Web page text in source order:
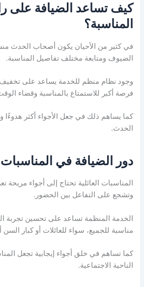
كيف تساعد الضيافة على
المناسبة؟
في كثير من الأحيان يكون أصحاب الحدث
الضيوف ومتابعة مختلف تفاصيل المناسبة.
وجود نظام منظم للخدمة يساعد على
فرصة أكبر للاستمتاع بالمناسبة وقضاء
كما يساهم ذلك في جعل الأجواء أكثر هدوءًا
الحدث.
دور الضيافة في المناسبات
المناسبات العائلية تحتاج إلى أجواء مريحة
وتشجع على التفاعل بين الحضور.
الخدمة المنظمة تساعد على تحسين تجربة
مناسبة للجميع، سواء للعائلات أو كبار السن
كما تساهم في خلق أجواء إيجابية تجعل
الناحية الاجتماعية.